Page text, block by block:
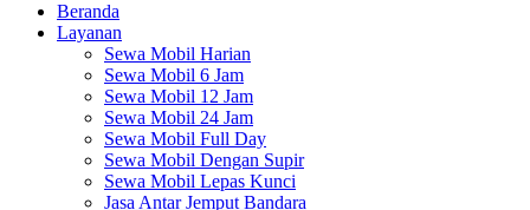
Beranda
Layanan
Sewa Mobil Harian
Sewa Mobil 6 Jam
Sewa Mobil 12 Jam
Sewa Mobil 24 Jam
Sewa Mobil Full Day
Sewa Mobil Dengan Supir
Sewa Mobil Lepas Kunci
Jasa Antar Jemput Bandara